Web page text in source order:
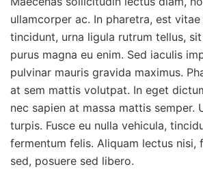
ullamcorper ac. In pharetra, est
tincidunt, urna ligula rutrum tellus,
purus magna eu enim. Sed iaculis
pulvinar mauris gravida maximus.
at sem mattis volutpat. In eget
nec sapien at massa mattis semper.
turpis. Fusce eu nulla vehicula,
fermentum felis. Aliquam lectus nisi,
sed, posuere sed libero.